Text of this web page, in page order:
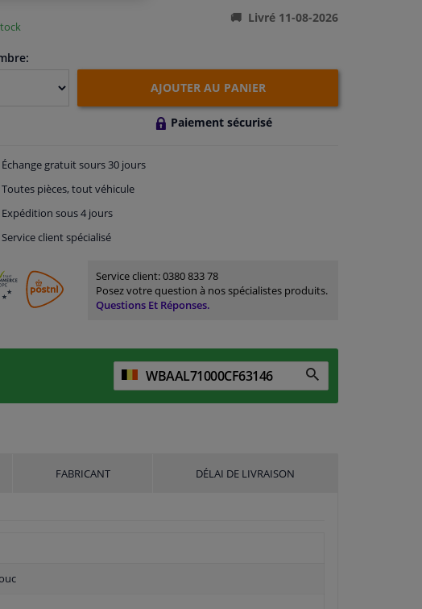
Livré 11-08-2026
AJOUTER AU PANIER
Paiement sécurisé
Échange gratuitsours 30 jours
Toutes pièces, tout véhicule
Expédition sous 4 jours
Serviceclient spécialisé
Service client:0380 833 78
Posez votre question à nos spécialistes produits.
Questions Et Réponses.
FABRICANT DÉLAI DE LIVRAISON